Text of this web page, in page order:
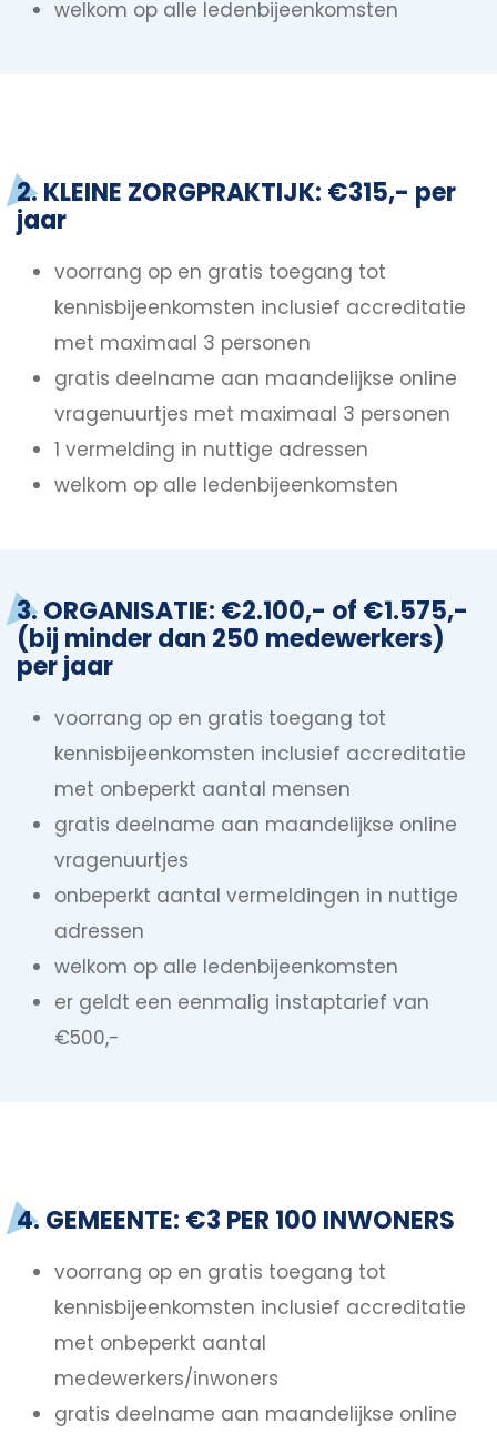
welkom op alle ledenbijeenkomsten
2. KLEINE ZORGPRAKTIJK: €315,- per
jaar
voorrang op en gratis toegang tot
kennisbijeenkomsten inclusief accreditatie
met maximaal 3 personen
gratis deelname aan maandelijkse online
vragenuurtjes met maximaal 3 personen
1 vermelding in nuttige adressen
welkom op alle ledenbijeenkomsten
3. ORGANISATIE: €2.100,- of €1.575,-
(bij minder dan 250 medewerkers)
per jaar
voorrang op en gratis toegang tot
kennisbijeenkomsten inclusief accreditatie
met onbeperkt aantal mensen
gratis deelname aan maandelijkse online
vragenuurtjes
onbeperkt aantal vermeldingen in nuttige
adressen
welkom op alle ledenbijeenkomsten
er geldt een eenmalig instaptarief van
€500,-
4. GEMEENTE: €3 PER 100 INWONERS
voorrang op en gratis toegang tot
kennisbijeenkomsten inclusief accreditatie
met onbeperkt aantal
medewerkers/inwoners
gratis deelname aan maandelijkse online